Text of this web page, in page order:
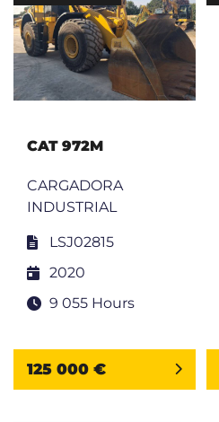
CAT 972M
CARGADORA
INDUSTRIAL
LSJ02815
2020
9 055 Hours
125 000 €